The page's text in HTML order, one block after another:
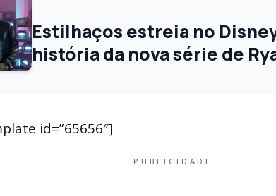
Estilhaços estreia no
história da nova série de
id=”65656″]
PUBLICIDADE